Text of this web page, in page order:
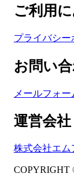
ご利用
プライバシー
お問い
メールフォー
運営会社
株式会社エム
COPYRIGHT